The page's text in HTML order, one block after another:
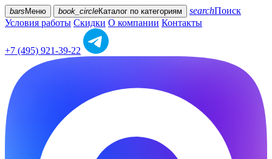
bars Меню book_circleКаталог по категориям searchПоиск
Условия работы Скидки О компании Контакты
+7 (495) 921-39-22